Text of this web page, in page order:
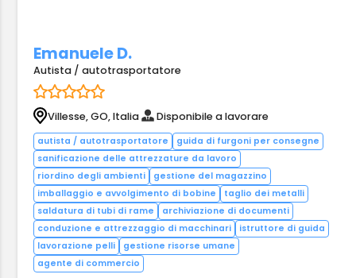
Emanuele D.
Autista / autotrasportatore
Villesse, GO, Italia Disponibile a lavorare
autista / autotrasportatore
guida di furgoni per consegne
sanificazione delle attrezzature da lavoro
riordino degli ambienti
gestione del magazzino
imballaggio e avvolgimento di bobine
taglio dei metalli
saldatura di tubi di rame
archiviazione di documenti
conduzione e attrezzaggio di macchinari
istruttore di guida
lavorazione pelli
gestione risorse umane
agente di commercio